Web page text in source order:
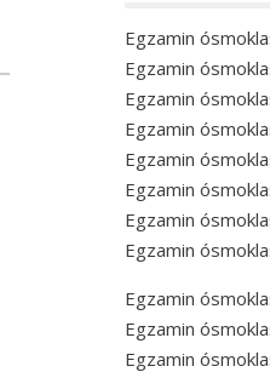
Egzamin
Egzamin
Egzamin
Egzamin
Egzamin
Egzamin
Egzamin
Egzamin
Egzamin
Egzamin
Egzamin